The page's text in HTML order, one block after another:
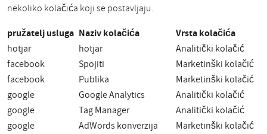
nekoliko kolačića koji se postavljaju.
pružatelj usluga Naziv kolačića Vrsta kolačića
hotjar hotjar
Analitički kolačić
facebook
Spojiti
Marketinški kolačić
facebook
Publika
Marketinški kolačić
google
Google Analytics
Analitički kolačić
google
Tag Manager
Analitički kolačić
google
AdWords konverzija
Marketinški kolačić